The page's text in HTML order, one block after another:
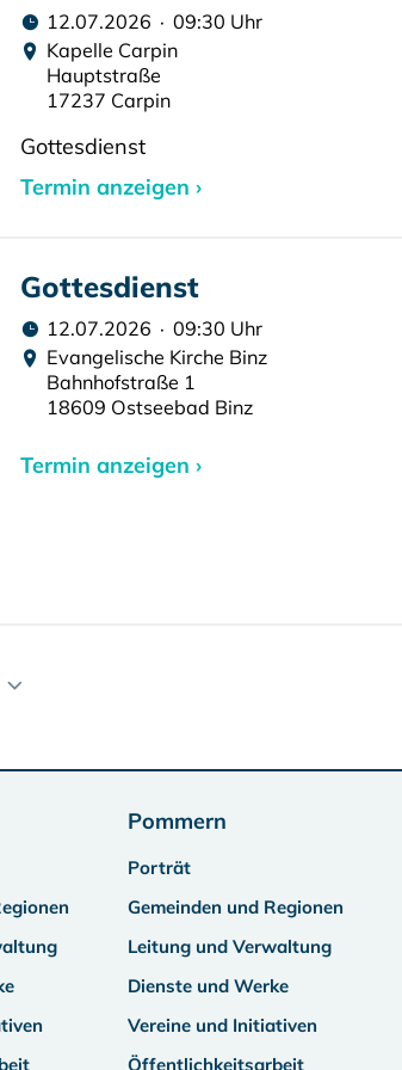
12.07.2026 · 09:30 Uhr
Kapelle Carpin
Hauptstraße
17237 Carpin
Gottesdienst
Termin anzeigen ›
Gottesdienst
12.07.2026 · 09:30 Uhr
Evangelische Kirche Binz
Bahnhofstraße 1
18609 Ostseebad Binz
Termin anzeigen ›
Pommern
Porträt
Gemeinden und Regionen
Leitung und Verwaltung
Dienste und Werke
Vereine und Initiativen
Öffentlichkeitsarbeit